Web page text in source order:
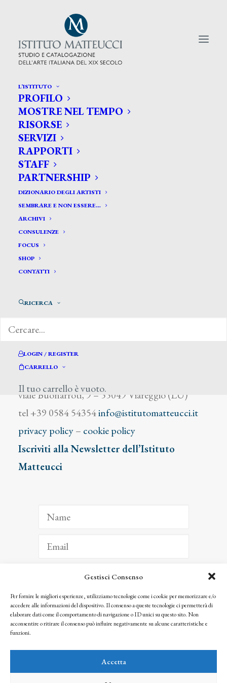
Gestisci Consenso
Per fornire le migliori esperienze, utilizziamo tecnologie come i cookie per memorizzare e/o
accedere alle informazioni del dispositivo. Il consenso a queste tecnologie ci permetterà di
elaborare dati come il comportamento di navigazione o ID unici su questo sito. Non
acconsentire o ritirare il consenso può influire negativamente su alcune caratteristiche e
funzioni.
Accetta
L’ISTITUTO
PROFILO
MOSTRE NEL TEMPO
RISORSE
SERVIZI
RAPPORTI
STAFF
PARTNERSHIP
DIZIONARIO DEGLI ARTISTI
SEMBRARE E NON ESSERE…
ARCHIVI
CONSULENZE
FOCUS
SHOP
CONTATTI
RICERCA
LOGIN / REGISTER
CARRELLO
Il tuo carrello è vuoto.
CERCA TRA GLI ARTISTI:
Search
for:
Gleich John
viale Buonarroti, 9 – 55049 Viareggio (LU)
tel +39 0584 54354info@istitutomatteucci.it
privacy policy– cookie policy
Iscriviti alla Newsletter dell’Istituto
Matteucci
ISCRIVITI
Facendo clic per iscriverti, riconosci che le tue informazioni saranno trattate
seguendo la nostra Privacy Policy
© 2025 Istituto Matteucci. All right reserved
l’autorizzazione scritta dei proprietari dei diritti e dell’Istituto Matteucci